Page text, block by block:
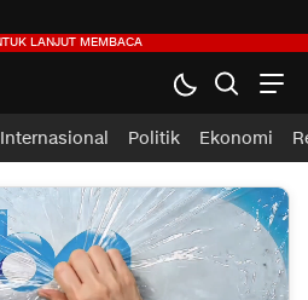
Internasional Politik Ekonomi